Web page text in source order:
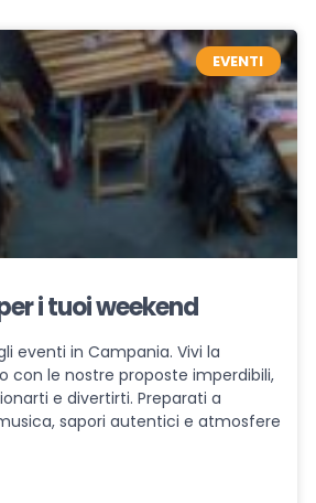
EVENTI
i tuoi weekend
eventi in Campania. Vivi la
con le nostre proposte imperdibili,
e divertirti. Preparati a
sapori autentici e atmosfere